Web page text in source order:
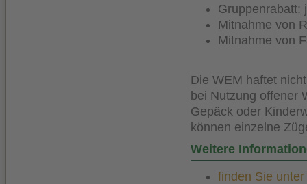
Gruppenrabatt:
Mitnahme von
Mitnahme von
Die WEM haftet
bei Nutzung offener
Gepäck oder
können einzelne
Weitere
finden Sie